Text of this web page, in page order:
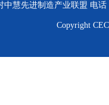
中慧先进制造产业联盟 电
Copyright